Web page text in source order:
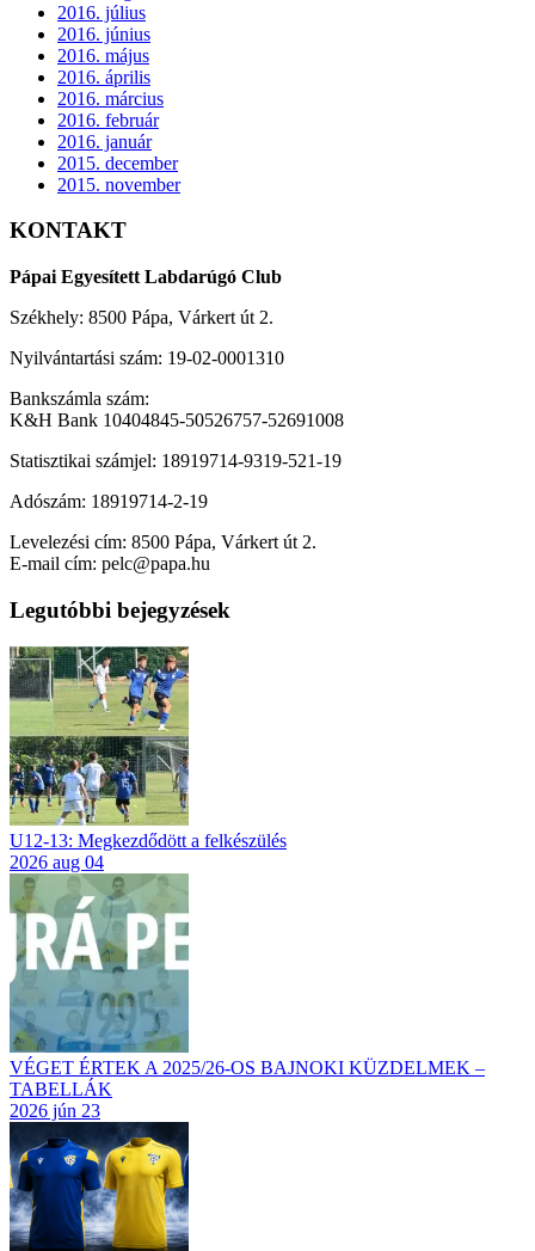
2016. július
2016. június
2016. május
2016. április
2016. március
2016. február
2016. január
2015. december
2015. november
KONTAKT
Pápai Egyesített Labdarúgó Club
Székhely: 8500 Pápa, Várkert út 2.
Nyilvántartási szám: 19-02-0001310
Bankszámla szám:
K&H Bank 10404845-50526757-52691008
Statisztikai számjel: 18919714-9319-521-19
Adószám: 18919714-2-19
Levelezési cím: 8500 Pápa, Várkert út 2.
E-mail cím: pelc@papa.hu
Legutóbbi bejegyzések
U12-13: Megkezdődött a felkészülés
2026 aug 04
VÉGET ÉRTEK A 2025/26-OS BAJNOKI KÜZDELMEK –
TABELLÁK
2026 jún 23